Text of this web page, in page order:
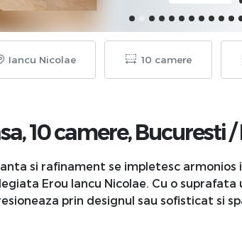
Iancu Nicolae 10 camere
10 camere,Bucuresti/
si rafinament se impletesc armonios
Erou Iancu Nicolae. Cu o
prin designul sau sofisticat si